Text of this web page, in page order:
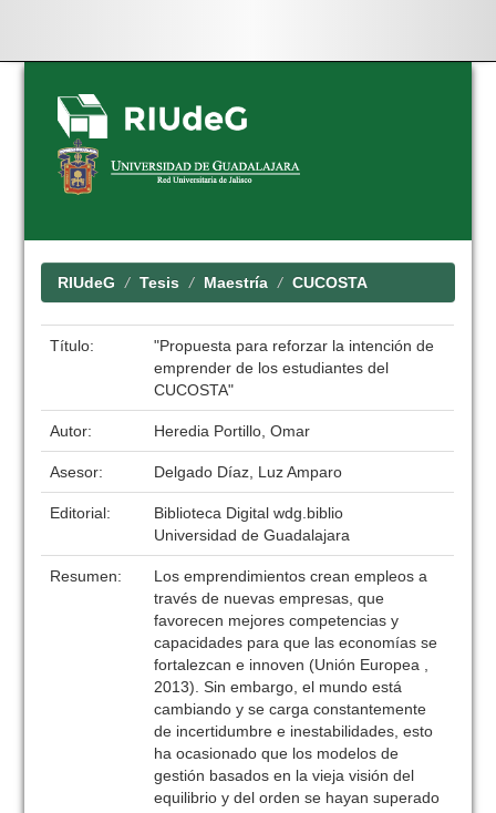
Skip
navigation
RIUdeG Tesis Maestría CUCOSTA
Título:
"Propuesta para reforzar la intención de
emprender de los estudiantes del
CUCOSTA"
Autor: Heredia Portillo, Omar
Asesor: Delgado Díaz, Luz Amparo
Editorial:
Biblioteca Digital wdg.biblio
Universidad de Guadalajara
Resumen:
Los emprendimientos crean empleos a
través de nuevas empresas, que
favorecen mejores competencias y
capacidades para que las economías se
fortalezcan e innoven (Unión Europea ,
2013). Sin embargo, el mundo está
cambiando y se carga constantemente
de incertidumbre e inestabilidades, esto
ha ocasionado que los modelos de
gestión basados en la vieja visión del
equilibrio y del orden se hayan superado